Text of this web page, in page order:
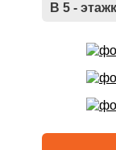
В 5 -